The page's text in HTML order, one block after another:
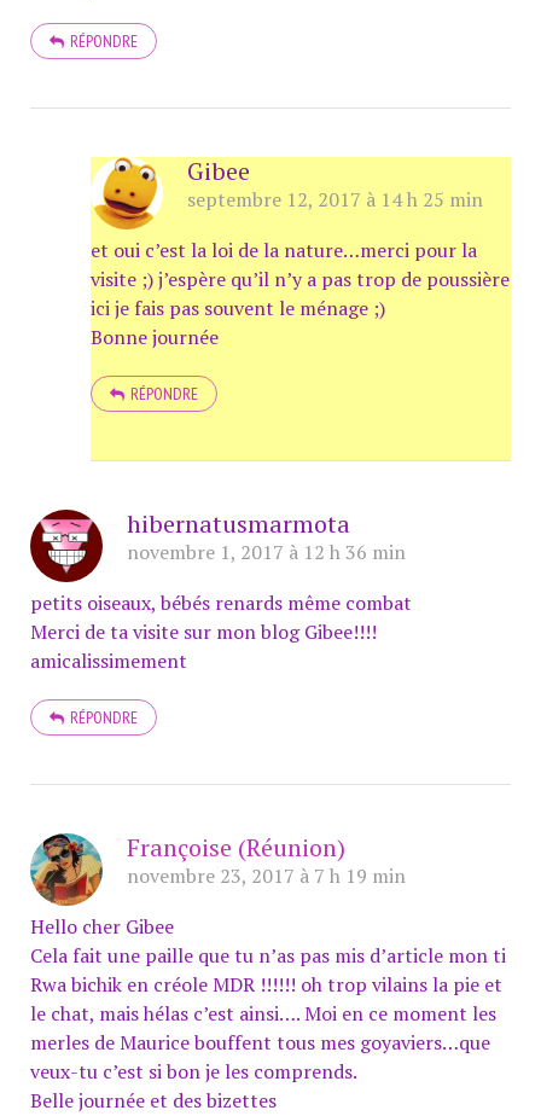
RÉPONDRE
Gibee
septembre 12, 2017 à 14 h 25 min
et oui c’est la loi de la nature…merci pour la
visite ;) j’espère qu’il n’y a pas trop de poussière
ici je fais pas souvent le ménage ;)
Bonne journée
RÉPONDRE
hibernatusmarmota
novembre 1, 2017 à 12 h 36 min
petits oiseaux, bébés renards même combat
Merci de ta visite sur mon blog Gibee!!!!
amicalissimement
RÉPONDRE
Françoise (Réunion)
novembre 23, 2017 à 7 h 19 min
Hello cher Gibee
Cela fait une paille que tu n’as pas mis d’article mon ti
Rwa bichik en créole MDR !!!!!! oh trop vilains la pie et
le chat, mais hélas c’est ainsi…. Moi en ce moment les
merles de Maurice bouffent tous mes goyaviers…que
veux-tu c’est si bon je les comprends.
Belle journée et des bizettes